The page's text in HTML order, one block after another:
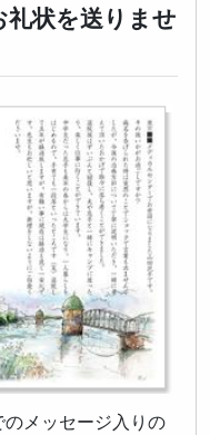
状を送りませ
メッセージ入りの